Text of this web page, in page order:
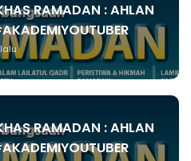
RAMADAN : AHLAN
RAMADAN : AHLAN